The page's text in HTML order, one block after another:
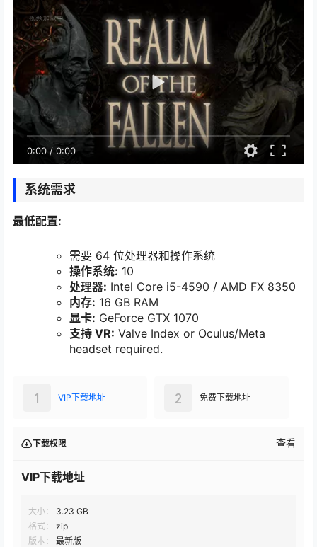
0:00 / 0:00
系统需求
最低配置:
需要 64 位处理器和操作系统
操作系统: 10
处理器: Intel Core i5-4590 / AMD FX 8350
内存: 16 GB RAM
显卡: GeForce GTX 1070
支持 VR: Valve Index or Oculus/Meta
headset required.
VIP下载地址
1 免费下载地址
2
下载权限 查看
VIP下载地址
大小：
3.23 GB
格式：
zip
版本：
最新版